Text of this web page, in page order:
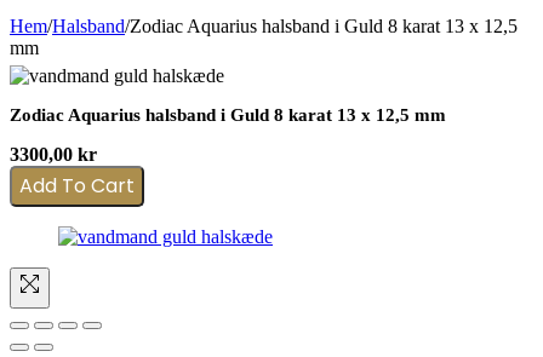
Hem/Halsband/Zodiac Aquarius halsband i Guld 8 karat 13 x 12,5
mm
Zodiac Aquarius halsband i Guld 8 karat 13 x 12,5 mm
3300,00 kr
Add To Cart